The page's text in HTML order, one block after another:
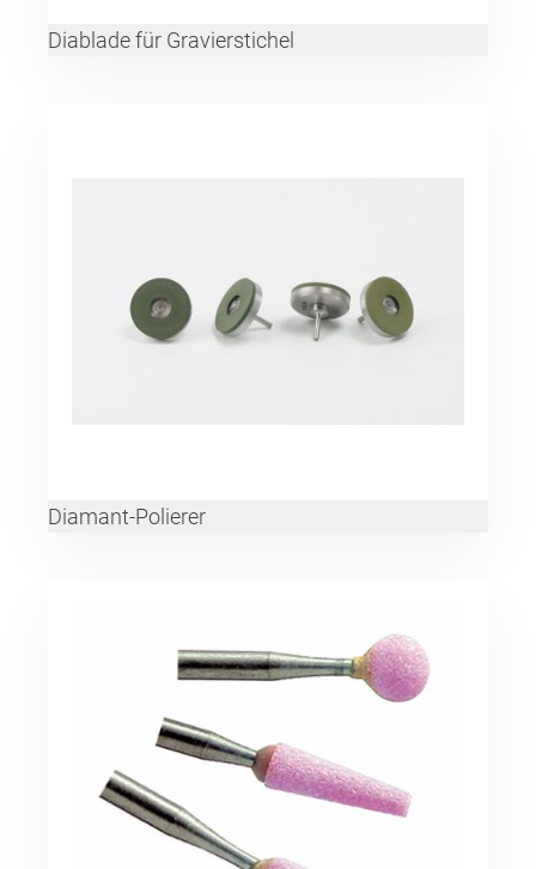
Diablade für Gravierstichel
Diamant-Polierer